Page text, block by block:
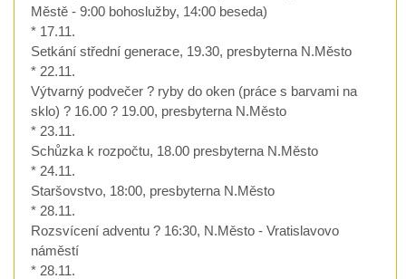
Městě - 9:00 bohoslužby, 14:00 beseda)
* 17.11.
Setkání střední generace, 19.30, presbyterna N.Město
* 22.11.
Výtvarný podvečer ? ryby do oken (práce s barvami na
sklo) ? 16.00 ? 19.00, presbyterna N.Město
* 23.11.
Schůzka k rozpočtu, 18.00 presbyterna N.Město
* 24.11.
Staršovstvo, 18:00, presbyterna N.Město
* 28.11.
Rozsvícení adventu ? 16:30, N.Město - Vratislavovo
náměstí
* 28.11.